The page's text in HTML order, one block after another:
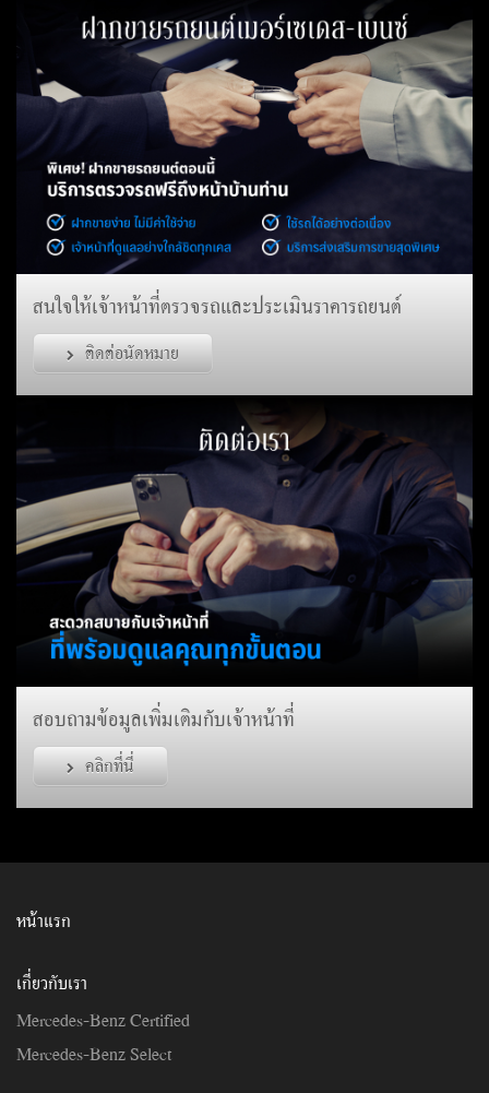
สนใจให้เจ้าหน้าที่ตรวจรถและประเมินราคารถยนต์
ติดต่อนัดหมาย
สอบถามข้อมูลเพิ่มเติมกับเจ้าหน้าที่
คลิกที่นี่
หน้าแรก
เกี่ยวกับเรา
Mercedes-Benz Certified
Mercedes-Benz Select